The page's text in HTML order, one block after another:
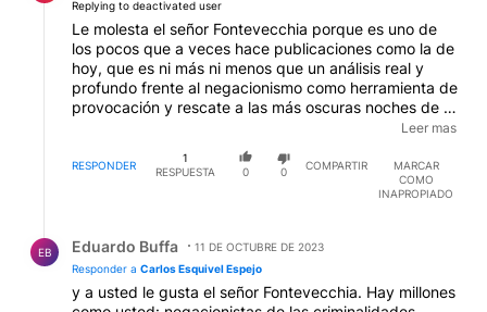
Fontevecchia junto con todo el kirchnerism y resabios
de los Montoneros aún con vida o sus descendientes,
tan fanáticos y ciegos como sus padres o abuelos.
¿Podrá recapacitar est señr de tan atildad ropaje? No
lo creo.
Replying to deactivated user
Le molesta el señor Fontevecchia porque es uno de
los pocos que a veces hace publicaciones como la de
hoy, que es ni más ni menos que un análisis real y
profundo frente al negacionismo como herramienta de
provocación y rescate a las más oscuras noches de la
Argentina . Hace falta una ley que ponga freno a este
accionar, como bien dice el artículo e Alemania el solo
echo de hacer el saludo nazi le cuesta la cárcel. Y
esto no es limitar libertades , todo lo contrario es
tiene consecuencias.
Leer mas
RESPONDER
1
RESPUESTA
0 0
COMPARTIR
MARCAR
COMO
INAPROPIADO
EB Eduardo Buffa
11 DE OCTUBRE DE 2023
Responder a Carlos Esquivel Espejo
y a usted le gusta el señor Fontevecchia. Hay millones